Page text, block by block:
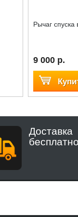
Рычаг спуска
9 000 р.
Доставка